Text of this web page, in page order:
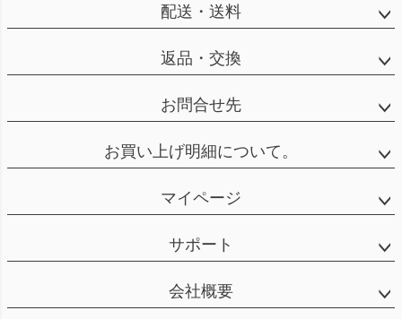
配送・送料
返品・交換
お問合せ先
お買い上げ明細について。
マイページ
サポート
会社概要